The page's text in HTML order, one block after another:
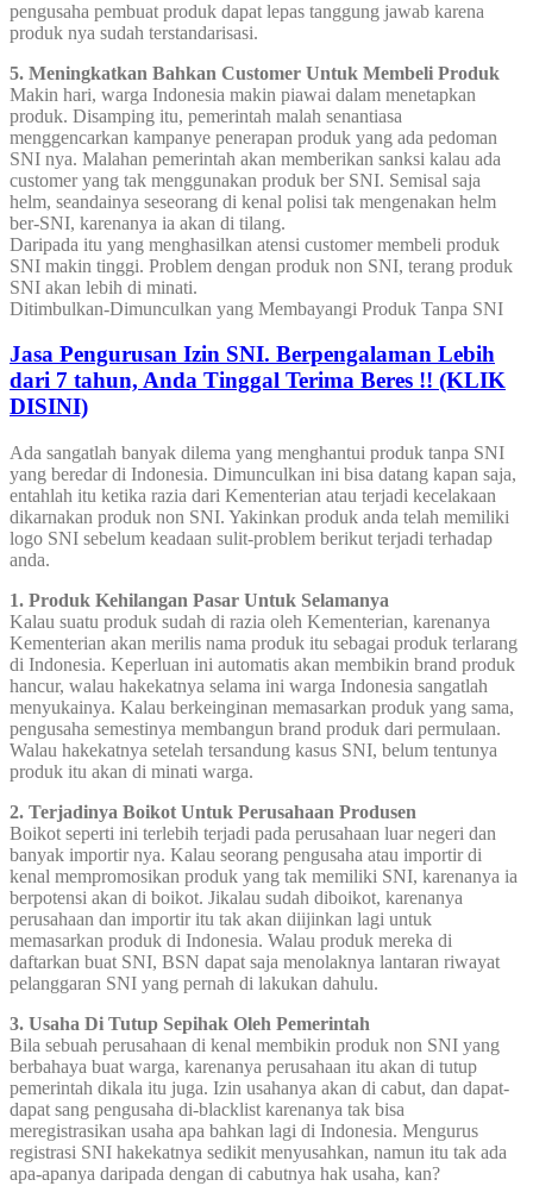
pengusaha pembuat produk dapat lepas tanggung jawab karena
produk nya sudah terstandarisasi.
5. Meningkatkan Bahkan Customer Untuk Membeli Produk
Makin hari, warga Indonesia makin piawai dalam menetapkan
produk. Disamping itu, pemerintah malah senantiasa
menggencarkan kampanye penerapan produk yang ada pedoman
SNI nya. Malahan pemerintah akan memberikan sanksi kalau ada
customer yang tak menggunakan produk ber SNI. Semisal saja
helm, seandainya seseorang di kenal polisi tak mengenakan helm
ber-SNI, karenanya ia akan di tilang.
Daripada itu yang menghasilkan atensi customer membeli produk
SNI makin tinggi. Problem dengan produk non SNI, terang produk
SNI akan lebih di minati.
Ditimbulkan-Dimunculkan yang Membayangi Produk Tanpa SNI
Jasa Pengurusan Izin SNI. Berpengalaman Lebih
dari 7 tahun, Anda Tinggal Terima Beres !! (KLIK
DISINI)
Ada sangatlah banyak dilema yang menghantui produk tanpa SNI
yang beredar di Indonesia. Dimunculkan ini bisa datang kapan saja,
entahlah itu ketika razia dari Kementerian atau terjadi kecelakaan
dikarnakan produk non SNI. Yakinkan produk anda telah memiliki
logo SNI sebelum keadaan sulit-problem berikut terjadi terhadap
anda.
1. Produk Kehilangan Pasar Untuk Selamanya
Kalau suatu produk sudah di razia oleh Kementerian, karenanya
Kementerian akan merilis nama produk itu sebagai produk terlarang
di Indonesia. Keperluan ini automatis akan membikin brand produk
hancur, walau hakekatnya selama ini warga Indonesia sangatlah
menyukainya. Kalau berkeinginan memasarkan produk yang sama,
pengusaha semestinya membangun brand produk dari permulaan.
Walau hakekatnya setelah tersandung kasus SNI, belum tentunya
produk itu akan di minati warga.
2. Terjadinya Boikot Untuk Perusahaan Produsen
Boikot seperti ini terlebih terjadi pada perusahaan luar negeri dan
banyak importir nya. Kalau seorang pengusaha atau importir di
kenal mempromosikan produk yang tak memiliki SNI, karenanya ia
berpotensi akan di boikot. Jikalau sudah diboikot, karenanya
perusahaan dan importir itu tak akan diijinkan lagi untuk
memasarkan produk di Indonesia. Walau produk mereka di
daftarkan buat SNI, BSN dapat saja menolaknya lantaran riwayat
pelanggaran SNI yang pernah di lakukan dahulu.
3. Usaha Di Tutup Sepihak Oleh Pemerintah
Bila sebuah perusahaan di kenal membikin produk non SNI yang
berbahaya buat warga, karenanya perusahaan itu akan di tutup
pemerintah dikala itu juga. Izin usahanya akan di cabut, dan dapat-
dapat sang pengusaha di-blacklist karenanya tak bisa
meregistrasikan usaha apa bahkan lagi di Indonesia. Mengurus
registrasi SNI hakekatnya sedikit menyusahkan, namun itu tak ada
apa-apanya daripada dengan di cabutnya hak usaha, kan?